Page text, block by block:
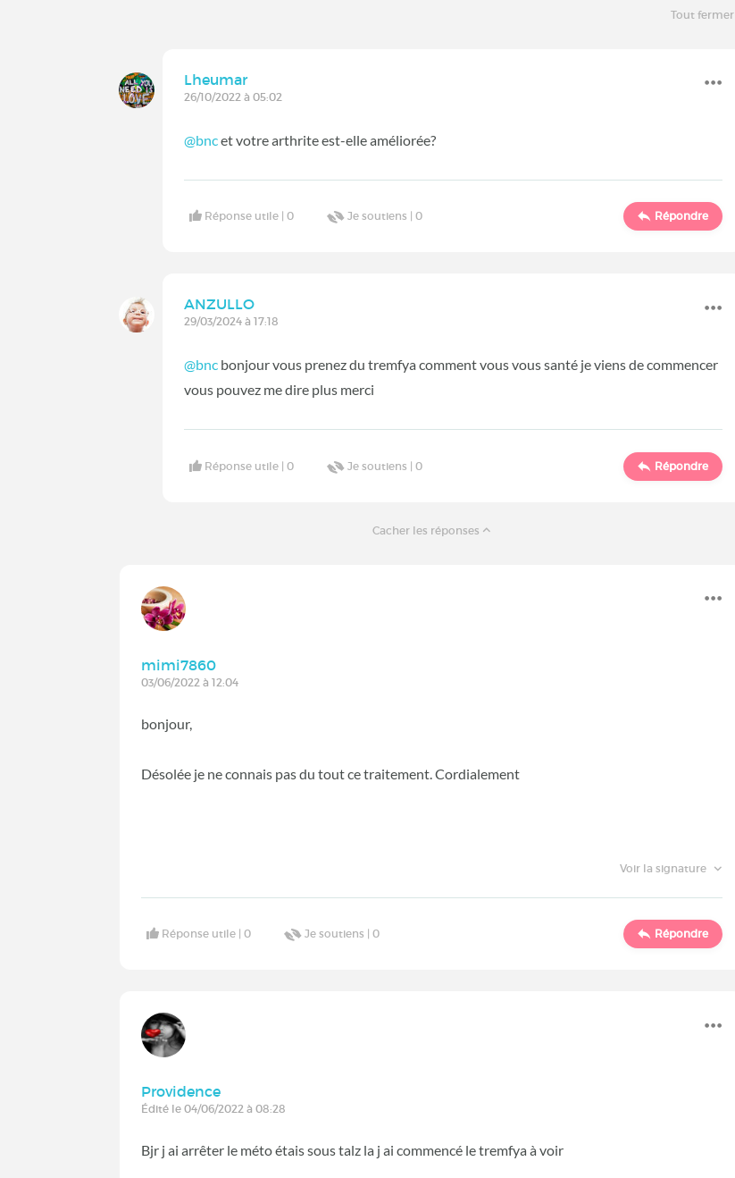
Tout fermer
Lheumar
26/10/2022 à 05:02
@bncet votre arthrite est-elle améliorée?
Réponse utile |0 Je soutiens |0 Répondre
ANZULLO
29/03/2024 à 17:18
@bnc bonjour vous prenez du tremfya comment vous vous santé je viens de commencer
vous pouvez me dire plus merci
Réponse utile |0 Je soutiens |0 Répondre
Cacher les réponses
mimi7860
03/06/2022 à 12:04
bonjour,
Désolée je ne connais pas du tout ce traitement. Cordialement
Voir la signature
Réponse utile |0 Je soutiens |0 Répondre
Providence
Édité le 04/06/2022 à 08:28
Bjr j ai arrêter le méto étais sous talz la j ai commencé le tremfya à voir